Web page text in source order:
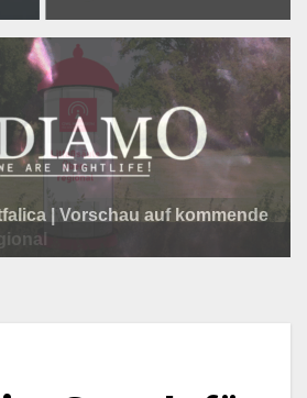
am Klosterplatz.
| Vorschau auf kommende
Juli bis 1. August 2026